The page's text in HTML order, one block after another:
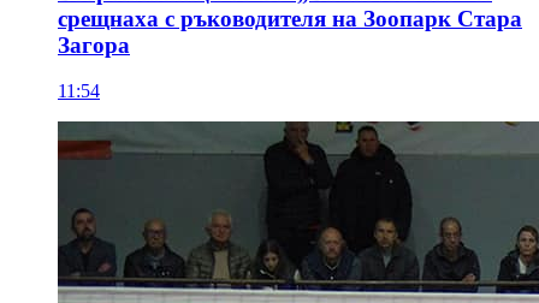
срещнаха с ръководителя на Зоопарк Стара
Загора
11:54